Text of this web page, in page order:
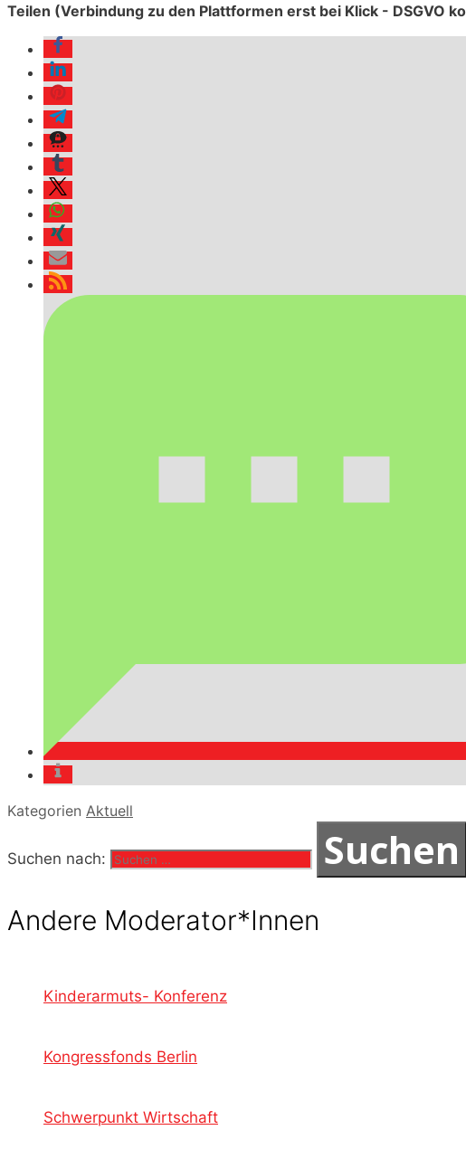
Teilen (Verbindung zu den Plattformen erst bei Klick - DSGVO
Kategorien Aktuell
Suchen nach:
Andere Moderator*Innen
Kinderarmuts- Konferenz
Kongressfonds Berlin
Schwerpunkt Wirtschaft